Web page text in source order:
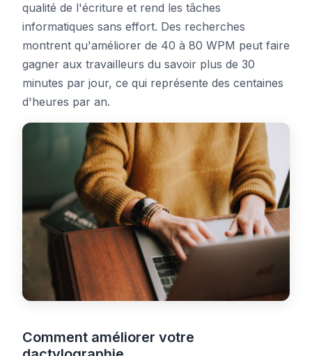
qualité de l'écriture et rend les tâches
informatiques sans effort. Des recherches
montrent qu'améliorer de 40 à 80 WPM peut faire
gagner aux travailleurs du savoir plus de 30
minutes par jour, ce qui représente des centaines
d'heures par an.
Comment améliorer votre